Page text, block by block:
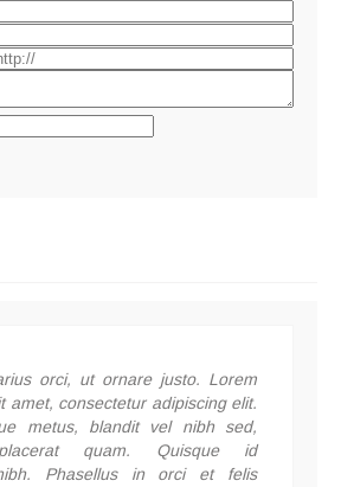
orci, ut ornare justo. Lorem
amet, consectetur adipiscing elit.
metus, blandit vel nibh sed,
quam. Quisque id
Phasellus in orci et felis